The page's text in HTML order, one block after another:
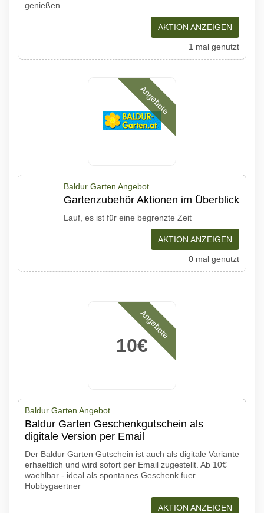
genießen
AKTION ANZEIGEN
1 mal genutzt
Angebote
Baldur Garten Angebot
Gartenzubehör Aktionen im Überblick
Lauf, es ist für eine begrenzte Zeit
AKTION ANZEIGEN
0 mal genutzt
10€
Angebote
Baldur Garten Angebot
Baldur Garten Geschenkgutschein als
digitale Version per Email
Der Baldur Garten Gutschein ist auch als digitale Variante
erhaeltlich und wird sofort per Email zugestellt. Ab 10€
waehlbar - ideal als spontanes Geschenk fuer
Hobbygaertner
AKTION ANZEIGEN